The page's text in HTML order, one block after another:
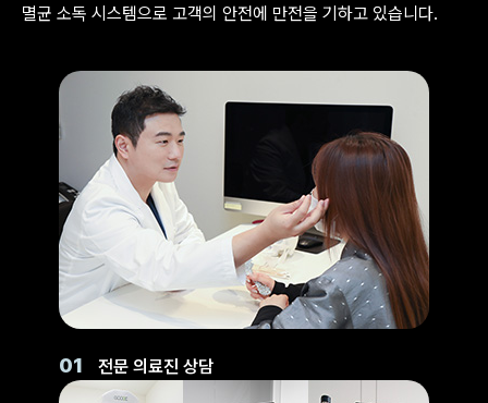
멸균 소독 시스템으로 고객의 안전에 만전을 기하고 있습니다.
01 전문 의료진 상담